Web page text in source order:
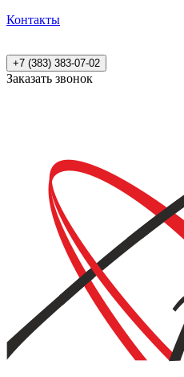
Контакты
+7 (383) 383-07-02
Заказать звонок